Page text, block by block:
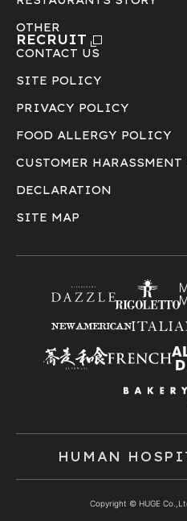
OTHER
RECRUIT
CONTACT US
SITE POLICY
PRIVACY POLICY
FOOD ALLERGY POLICY
CUSTOMER
DECLARATION
SITE MAP
HUMAN
Copyright © HUGE